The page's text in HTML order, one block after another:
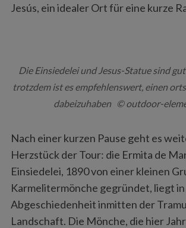
Jesús, ein idealer Ort für eine kurze
Die Einsiedelei und Jesus-Statue sind
trotzdem ist es empfehlenswert, einen
dabeizuhaben © outdoor-
Nach einer kurzen Pause geht es
Herzstück der Tour: die Ermita de
Einsiedelei, 1890 von einer kleinen
Karmelitermönche gegründet, liegt
Abgeschiedenheit inmitten der
Landschaft. Die Mönche, die hier